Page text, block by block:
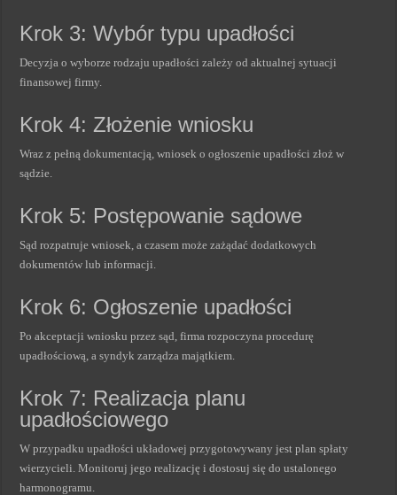
Krok 3: Wybór typu upadłości
Decyzja o wyborze rodzaju upadłości zależy od aktualnej sytuacji
finansowej firmy.
Krok 4: Złożenie wniosku
Wraz z pełną dokumentacją, wniosek o ogłoszenie upadłości złoż w
sądzie.
Krok 5: Postępowanie sądowe
Sąd rozpatruje wniosek, a czasem może zażądać dodatkowych
dokumentów lub informacji.
Krok 6: Ogłoszenie upadłości
Po akceptacji wniosku przez sąd, firma rozpoczyna procedurę
upadłościową, a syndyk zarządza majątkiem.
Krok 7: Realizacja planu
upadłościowego
W przypadku upadłości układowej przygotowywany jest plan spłaty
wierzycieli. Monitoruj jego realizację i dostosuj się do ustalonego
harmonogramu.